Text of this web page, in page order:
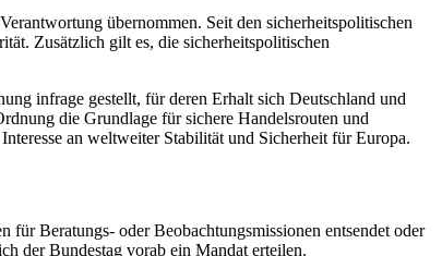
übernommen. Seit den sicherheitspolitischen
Zusätzlich gilt es, die sicherheitspolitischen
infrage gestellt, für deren Erhalt sich Deutschland und
die Grundlage für sichere Handelsrouten und
an weltweiter Stabilität und Sicherheit für Europa.
Beratungs- oder Beobachtungsmissionen entsendet oder
der Bundestag vorab ein Mandat erteilen.